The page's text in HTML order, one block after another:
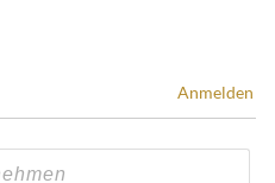
Anmelden